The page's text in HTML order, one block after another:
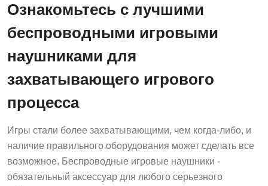
Ознакомьтесь с лучшими
беспроводными игровыми
наушниками для
захватывающего игрового
процесса
Игры стали более захватывающими, чем когда-либо, и
наличие правильного оборудования может сделать все
возможное. Беспроводные игровые наушники -
обязательный аксессуар для любого серьезного